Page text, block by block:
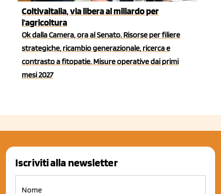
Coltivaitalia, via libera al miliardo per
l'agricoltura
Ok dalla Camera, ora al Senato. Risorse per filiere
strategiche, ricambio generazionale, ricerca e
contrasto a fitopatie. Misure operative dai primi
mesi 2027
Iscriviti alla newsletter